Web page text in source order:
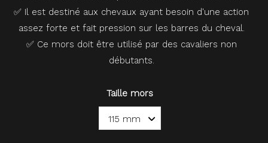
✅ Il est destiné aux chevaux ayant besoin d'une action
assez forte et fait pression sur les barres du cheval.
✅ Ce mors doit être utilisé par des cavaliers non
débutants.
Taille mors